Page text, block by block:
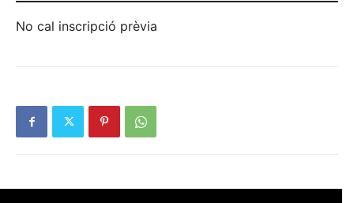
No cal inscripció prèvia